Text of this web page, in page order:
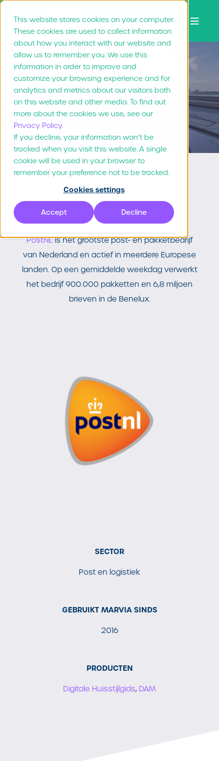
This website stores cookies on your computer.
These cookies are used to collect information
about how you interact with our website and
allow us to remember you. We use this
information in order to improve and
customize your browsing experience and for
analytics and metrics about our visitors both
on this website and other media. To find out
more about the cookies we use, see our
Privacy Policy.
If you decline, your information won’t be
tracked when you visit this website. A single
cookie will be used in your browser to
remember your preference not to be tracked.
Cookies settings
Accept Decline
PostNL
En online brand hub voor een sterk merk
Klantverhalen PostNL
Achtergrond
PostNLis het grootste post- en pakketbedrijf
van Nederland en actief in meerdere Europese
landen. Op een gemiddelde weekdag verwerkt
het bedrijf 900.000 pakketten en 6,8 miljoen
brieven in de Benelux.
SECTOR
Post en logistiek
GEBRUIKT MARVIA SINDS
2016
PRODUCTEN
Digitale Huisstijlgids, DAM